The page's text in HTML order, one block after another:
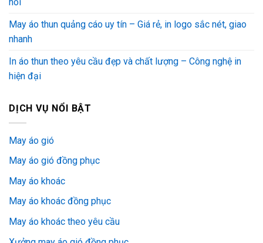
May áo thun quảng cáo uy tín – Giá rẻ, in logo sắc nét, giao
nhanh
In áo thun theo yêu cầu đẹp và chất lượng – Công nghệ in
hiện đại
DỊCH VỤ NỔI BẬT
May áo gió
May áo gió đồng phục
May áo khoác
May áo khoác đồng phục
May áo khoác theo yêu cầu